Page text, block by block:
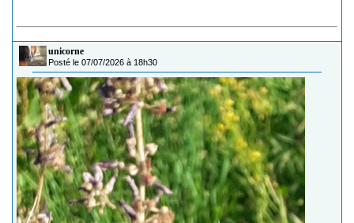
unicorne
Posté le 07/07/2026 à 18h30